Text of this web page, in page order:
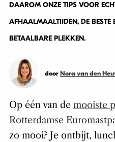
DAAROM ONZE TIPS VOOR
AFHAALMAALTIJDEN, DE BESTE
BETAALBARE PLEKKEN.
door Nora van den
Op één van de mooiste
Rotterdamse
zo mooi? Je ontbijt,